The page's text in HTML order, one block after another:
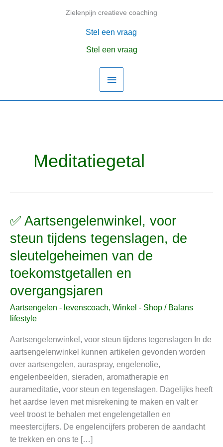
Zielenpijn creatieve coaching
Hoofdmenu
Stel een vraag
Stel een vraag
Meditatiegetal
✅ Aartsengelenwinkel, voor
steun tijdens tegenslagen, de
sleutelgeheimen van de
toekomstgetallen en
overgangsjaren
Aartsengelen - levenscoach, Winkel - Shop / Balans
lifestyle
Aartsengelenwinkel, voor steun tijdens tegenslagen In de
aartsengelenwinkel kunnen artikelen gevonden worden
over aartsengelen, auraspray, engelenolie,
engelenbeelden, sieraden, aromatherapie en
aurameditatie, voor steun en tegenslagen. Dagelijks heeft
het aardse leven met misrekening te maken en valt er
veel troost te behalen met engelengetallen en
meestercijfers. De engelencijfers proberen de aandacht
te trekken en ons te […]
✅
Aartsengelenwinkel,
voor
steun
tijdens
tegenslagen,
de
sleutelgeheimen
van
toekomstgetallen
en
overgangsjaren